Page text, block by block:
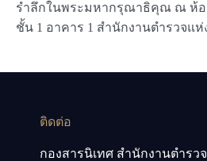
รำลึกในพระมหากรุณาธิคุณ ณ ห้อ
ชั้น 1 อาคาร 1 สำนักงานตำรวจแห่
ติดต่อ
กองสารนิเทศ สำนักงานตำรว